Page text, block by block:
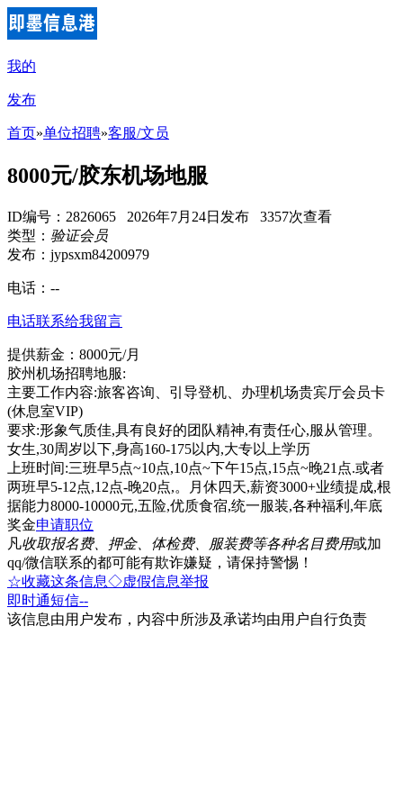
我的
发布
首页»单位招聘»客服/文员
8000元/胶东机场地服
ID编号：2826065 2026年7月24日发布 3357次查看
类型： 验证会员
发布：jypsxm84200979
电话： --
电话联系给我留言
提供薪金：8000元/月
胶州机场招聘地服:
主要工作内容:旅客咨询、引导登机、办理机场贵宾厅会员卡
(休息室VIP)
要求:形象气质佳,具有良好的团队精神,有责任心,服从管理。
女生,30周岁以下,身高160-175以内,大专以上学历
上班时间:三班早5点~10点,10点~下午15点,15点~晚21点.或者
两班早5-12点,12点-晚20点,。月休四天,薪资3000+业绩提成,根
据能力8000-10000元,五险,优质食宿,统一服装,各种福利,年底
奖金申请职位
凡收取报名费、押金、体检费、服装费等各种名目费用或加
qq/微信联系的都可能有欺诈嫌疑，请保持警惕！
☆收藏这条信息◇虚假信息举报
即时通短信--
该信息由用户发布，内容中所涉及承诺均由用户自行负责